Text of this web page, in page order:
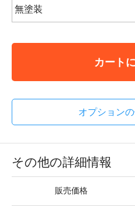
カート
オプション
その他の詳細情報
販売価格